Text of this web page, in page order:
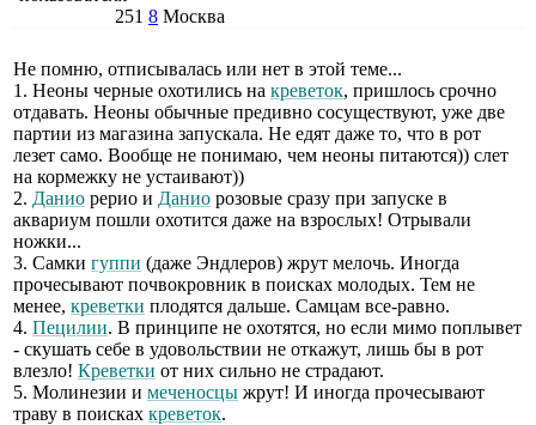
251 8 Москва
Не помню, отписывалась или нет в этой теме...
1. Неоны черные охотились на креветок, пришлось срочно
отдавать. Неоны обычные предивно сосуществуют, уже две
партии из магазина запускала. Не едят даже то, что в рот
лезет само. Вообще не понимаю, чем неоны питаются)) слет
на кормежку не устаивают))
2. Данио рерио и Данио розовые сразу при запуске в
аквариум пошли охотится даже на взрослых! Отрывали
ножки...
3. Самки гуппи (даже Эндлеров) жрут мелочь. Иногда
прочесывают почвокровник в поисках молодых. Тем не
менее, креветки плодятся дальше. Самцам все-равно.
4. Пецилии. В принципе не охотятся, но если мимо поплывет
- скушать себе в удовольствии не откажут, лишь бы в рот
влезло! Креветки от них сильно не страдают.
5. Молинезии и меченосцы жрут! И иногда прочесывают
траву в поисках креветок.